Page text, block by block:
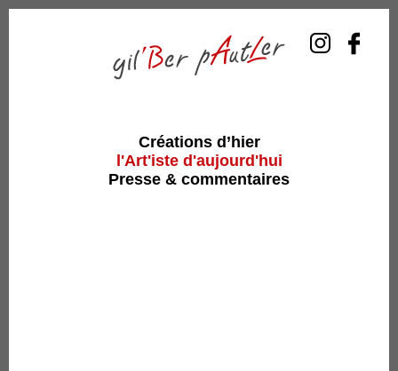
Créations d’hier
l'Art'iste d'aujourd'hui
Presse & commentaires